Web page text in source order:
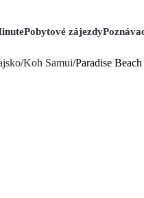
Pobytové zájezdy
/Koh Samui/Paradise